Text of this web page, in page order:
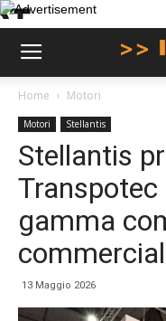
Home Motori
Motori Stellantis
Stellantis
Transpotec
gamma
13 Maggio 2026